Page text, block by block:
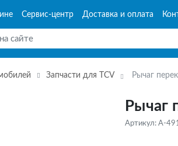
Сервис-центр Доставка и оплата
Запчасти для TCV Рычаг
Рычаг
Артикул: A-